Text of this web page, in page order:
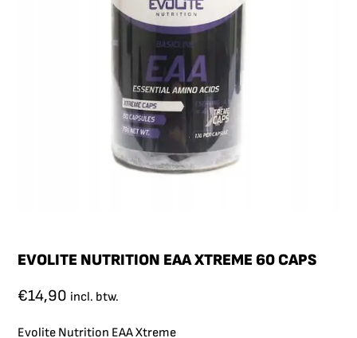
EVOLITE NUTRITION EAA XTREME 60 CAPS
€14,90 incl. btw.
Evolite Nutrition EAA Xtreme